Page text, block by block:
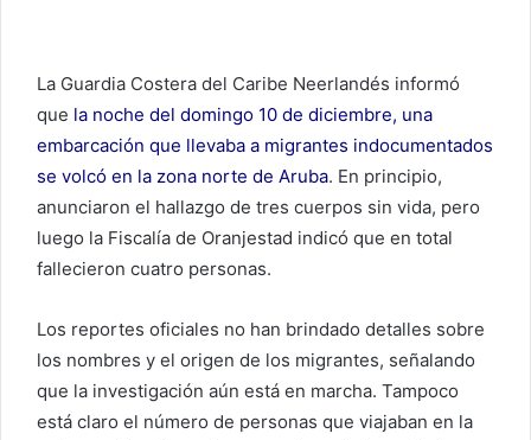
La Guardia Costera del Caribe Neerlandés informó
que la noche del domingo 10 de diciembre, una
embarcación que llevaba a migrantes indocumentados
se volcó en la zona norte de Aruba. En principio,
anunciaron el hallazgo de tres cuerpos sin vida, pero
luego la Fiscalía de Oranjestad indicó que en total
fallecieron cuatro personas.
Los reportes oficiales no han brindado detalles sobre
los nombres y el origen de los migrantes, señalando
que la investigación aún está en marcha. Tampoco
está claro el número de personas que viajaban en la